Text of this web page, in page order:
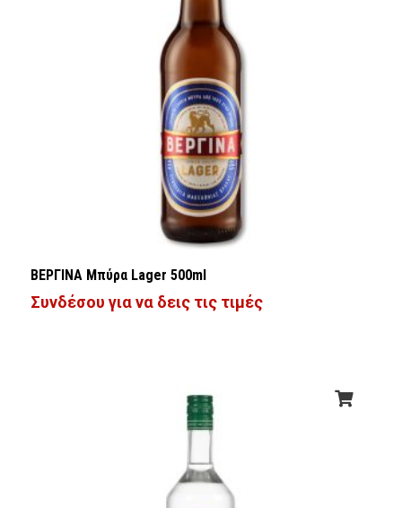
ΒΕΡΓΙΝΑ Μπύρα Lager 500ml
Συνδέσου για να δεις τις τιμές